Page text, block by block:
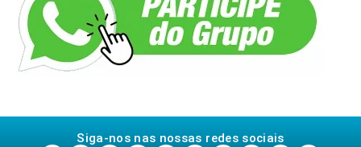
Siga-nos nas nossas redes sociais